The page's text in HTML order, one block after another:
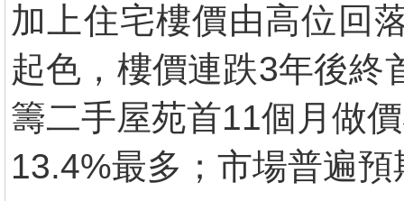
加上住宅樓價由高位回
起色，樓價連跌3年後終
籌二手屋苑首11個月做
13.4%最多；市場普遍